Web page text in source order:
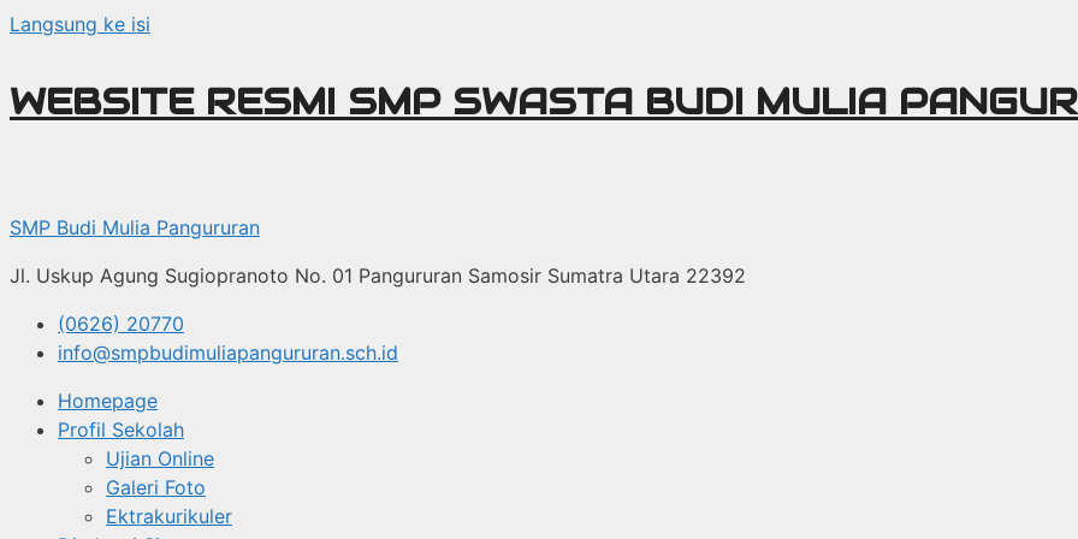
Langsung ke isi
WEBSITE RESMI SMP SWASTA BUDI MULIA
SMP Budi Mulia Pangururan
Jl. Uskup Agung Sugiopranoto No. 01 Pangururan Samosir Sumatra Utara 22392
(0626) 20770
info@smpbudimuliapangururan.sch.id
Homepage
Profil Sekolah
Ujian Online
Galeri Foto
Ektrakurikuler